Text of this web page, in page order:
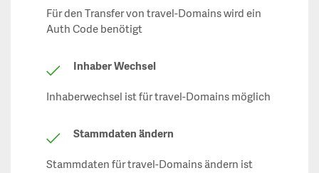
Für den Transfer von travel-Domains wird ein
Auth Code benötigt
Inhaber Wechsel
Inhaberwechsel ist für travel-Domains möglich
Stammdaten ändern
Stammdaten für travel-Domains ändern ist